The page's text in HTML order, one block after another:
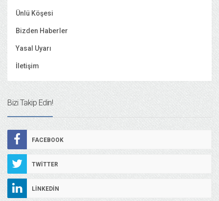
Ünlü Köşesi
Bizden Haberler
Yasal Uyarı
İletişim
Bizi Takip Edin!
FACEBOOK
TWITTER
LINKEDIN